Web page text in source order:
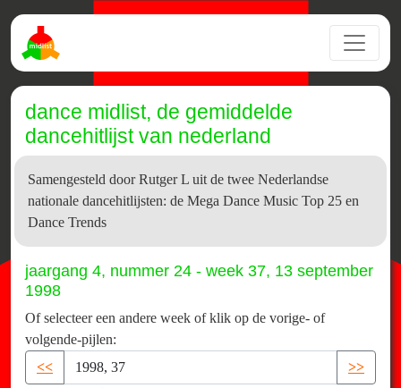
dance midlist, de gemiddelde
dancehitlijst van nederland
Samengesteld door Rutger L uit de twee Nederlandse
nationale dancehitlijsten: de Mega Dance Music Top 25 en
Dance Trends
jaargang 4, nummer 24 - week 37, 13 september
1998
Of selecteer een andere week of klik op de vorige- of
volgende-pijlen:
<<
>>